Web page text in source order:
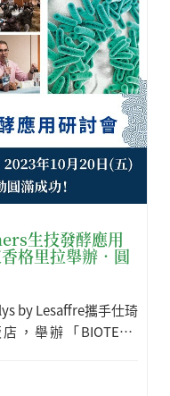
生技發酵應用
格里拉舉辦．圓
by Lesaffre攜手仕琦
，舉辦「BIOTECH